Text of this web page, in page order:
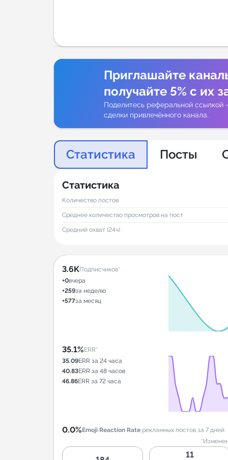
Приглашайте
получайте 5% с их
Поделитесь реферальной ссылкой
сделки привлечённого канала.
Статистика Посты
Статистика
Количество постов
Среднее количество просмотров на пост
Средний охват (24ч)
3.6KПодписчиков*
+0вчера
+259за неделю
+577за месяц
35.1%ERR*
35.09ERR за 24 часа
40.83ERR за 48 часов
46.86ERR за 72 часа
0.0%Emoji Reaction Rate рекламных постов за 7 дней
11